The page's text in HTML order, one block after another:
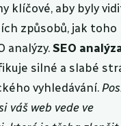
klíčové, aby byly
způsobů, jak toho
analýzy. SEO
silné a slabé
vyhledávání.
váš web vede ve